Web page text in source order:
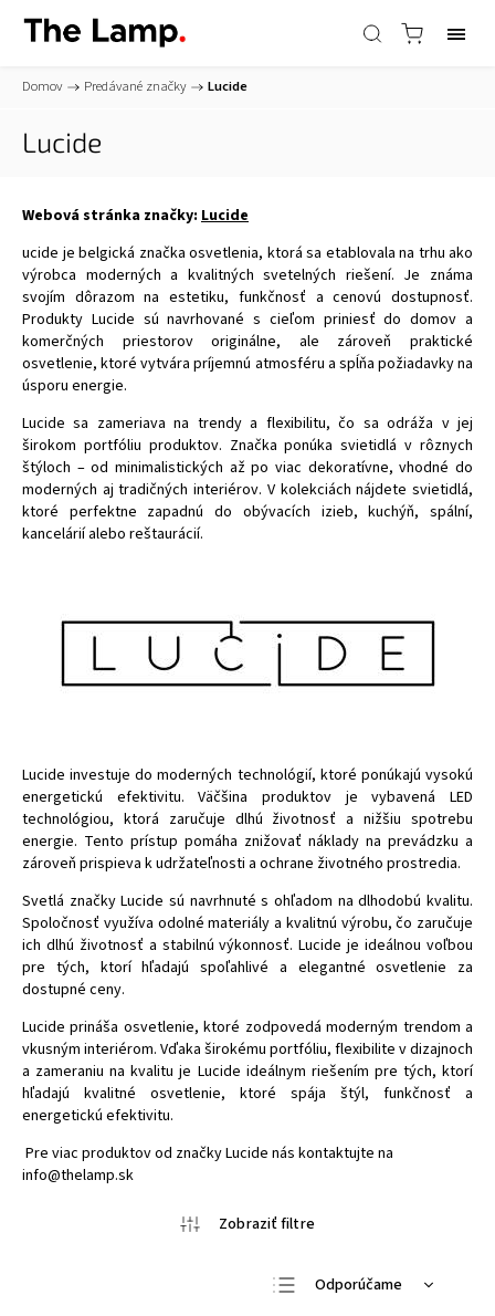
Domov / Predávané značky / Lucide
Lucide
Webová stránka značky: Lucide
ucide je belgická značka osvetlenia, ktorá sa etablovala na trhu ako
výrobca moderných a kvalitných svetelných riešení. Je známa
svojím dôrazom na estetiku, funkčnosť a cenovú dostupnosť.
Produkty Lucide sú navrhované s cieľom priniesť do domov a
komerčných priestorov originálne, ale zároveň praktické
osvetlenie, ktoré vytvára príjemnú atmosféru a spĺňa požiadavky na
úsporu energie.
Lucide sa zameriava na trendy a flexibilitu, čo sa odráža v jej
širokom portfóliu produktov. Značka ponúka svietidlá v rôznych
štýloch – od minimalistických až po viac dekoratívne, vhodné do
moderných aj tradičných interiérov. V kolekciách nájdete svietidlá,
ktoré perfektne zapadnú do obývacích izieb, kuchýň, spální,
kancelárií alebo reštaurácií.
Lucide investuje do moderných technológií, ktoré ponúkajú vysokú
energetickú efektivitu. Väčšina produktov je vybavená LED
technológiou, ktorá zaručuje dlhú životnosť a nižšiu spotrebu
energie. Tento prístup pomáha znižovať náklady na prevádzku a
zároveň prispieva k udržateľnosti a ochrane životného prostredia.
Svetlá značky Lucide sú navrhnuté s ohľadom na dlhodobú kvalitu.
Spoločnosť využíva odolné materiály a kvalitnú výrobu, čo zaručuje
ich dlhú životnosť a stabilnú výkonnosť. Lucide je ideálnou voľbou
pre tých, ktorí hľadajú spoľahlivé a elegantné osvetlenie za
dostupné ceny.
Lucide prináša osvetlenie, ktoré zodpovedá moderným trendom a
vkusným interiérom. Vďaka širokému portfóliu, flexibilite v dizajnoch
a zameraniu na kvalitu je Lucide ideálnym riešením pre tých, ktorí
hľadajú kvalitné osvetlenie, ktoré spája štýl, funkčnosť a
energetickú efektivitu.
Pre viac produktov od značky Lucide nás kontaktujte na
info@thelamp.sk
Odporúčame